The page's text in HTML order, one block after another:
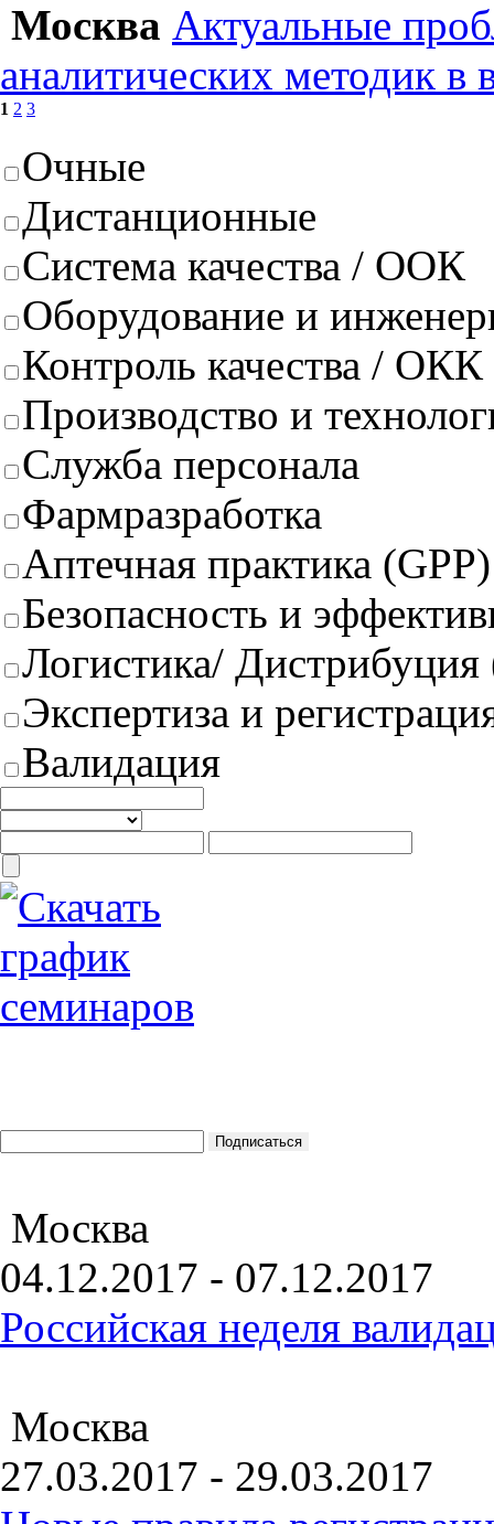
Москва Актуальные
аналитических методик в
1 2 3
Очные
Дистанционные
Система качества / ООК
Оборудование и
Контроль качества / ОКК
Производство и
Служба персонала
Фармразработка
Аптечная практика (GPP)
Безопасность и
Логистика/
Экспертиза и
Валидация
Москва
04.12.2017 - 07.12.2017
Российская неделя
Москва
27.03.2017 - 29.03.2017